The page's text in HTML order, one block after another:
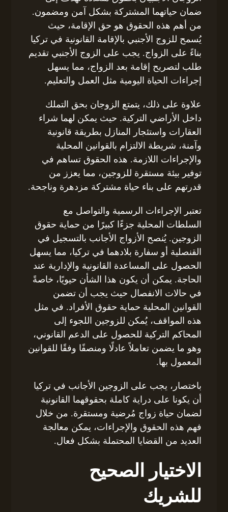
ضمان حياتهما المشتركة بشكل آمن ومضمون.
من أهم هذه الحقوق هو حق الإقامة، حيث
يُسمح للزوج الأجنبي بالإقامة القانونية في تركيا
بناءً على الزواج. يجب على الزوج الأجنبي تقديم
طلب لتصريح إقامة بعد الزواج، مما يسهل
إجراءات الحياة اليومية مثل العمل والتعليم.
علاوة على ذلك، يتمتع الزوجان بحق التملك
داخل الأراضي التركية. حيث يمكن لهما شراء
العقارات واستئجار المنازل بطريقة قانونية
وآمنة، شريطة الالتزام بالقوانين المحلية
والإجراءات اللازمة. هذه الحقوق تساهم في
توفير بيئة مستقرة للزوجين، مما يعزز من
قدرتهم على بناء حياة مشتركة مزدهرة وناجحة.
تعتبر الإجراءات الرسمية والتواصل مع
السلطات المحلية جزءًا كبيرًا من حماية حقوق
الزوجين. يُنصح الأزواج الأجانب بالتسجيل في
القنصلية أو سفارة بلادهما في تركيا، مما يسهل
الحصول على المساعدة القانونية والإدارية عند
الحاجة. يمكن أن يكون هذا الشأن حيويًا، خاصةً
في حالات الانفصال حيث يجب أن تضمن
القوانين المحلية حماية حقوق الأفراد. في مثل
هذه المواقف، يُمكن للزوجين اللجوء إلى
المحاكم التركية للحصول على الدعم القانوني،
وهو ما يضمن تعاملاً عادلًا ومنصفًا وفقًا للقوانين
المعمول بها.
باختصار، يجب على الزوجين الأجانب في تركيا
أن يكونا على دراية كاملة بحقوقهما القانونية
لضمان حياة زواج مُرضية ومستقرة. من خلال
فهم هذه الحقوق والإجراءات، يمكن معالجة
العديد من القضايا المحتملة بشكل فعال.
الاختيار الصحيح
للشريك